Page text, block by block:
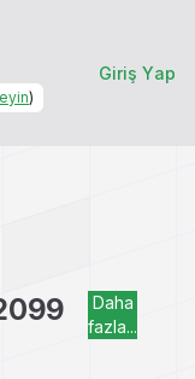
)
Giriş Yap
Daha
fazla...